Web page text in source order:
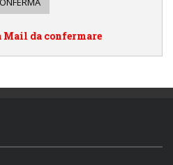
Mail da confermare